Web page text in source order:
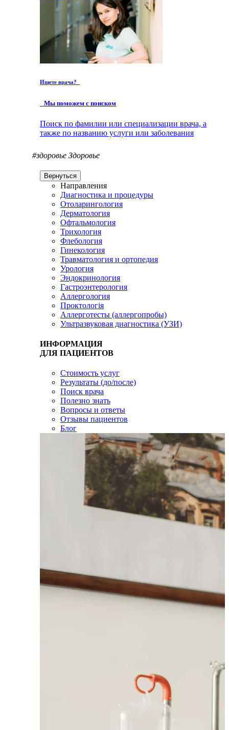
Ищете врача?
Мы поможем с поиском
Поиск по фамилии или специализации врача, а
также по названию услуги или заболевания
#здоровье Здоровье
Вернуться
Направления
Диагностика и процедуры
Отоларингология
Дерматология
Офтальмология
Трихология
Флебология
Гинекология
Травматология и ортопедия
Урология
Эндокринология
Гастроэнтерология
Аллергология
Проктологія
Аллерготесты (аллергопробы)
Ультразвуковая диагностика (УЗИ)
ИНФОРМАЦИЯ
ДЛЯ ПАЦИЕНТОВ
Стоимость услуг
Результаты (до/после)
Поиск врача
Полезно знать
Вопросы и ответы
Отзывы пациентов
Блог